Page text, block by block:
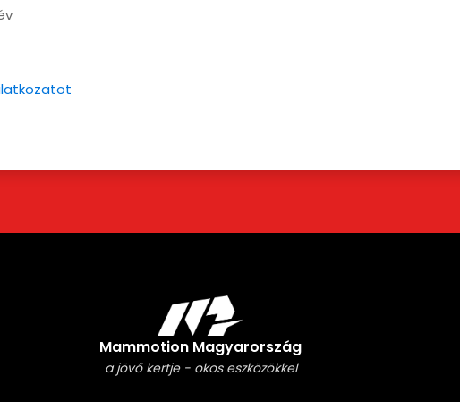
Mammotion Magyarország
a jövő kertje - okos eszközökkel